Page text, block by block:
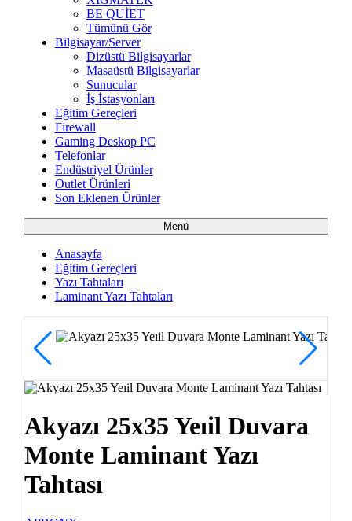
BE QUİET
Tümünü Gör
Bilgisayar/Server
Dizüstü Bilgisayarlar
Masaüstü Bilgisayarlar
Sunucular
İş İstasyonları
Eğitim Gereçleri
Firewall
Gaming Deskop PC
Telefonlar
Endüstriyel Ürünler
Outlet Ürünleri
Son Eklenen Ürünler
Menü
Anasayfa
Eğitim Gereçleri
Yazı Tahtaları
Laminant Yazı Tahtaları
Akyazı 25x35 Yeıil Duvara
Monte Laminant Yazı
Tahtası